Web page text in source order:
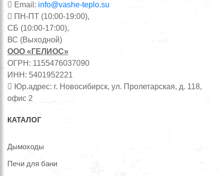
Email: info@vashe-teplo.su
ПН-ПТ (10:00-19:00),
СБ (10:00-17:00),
ВС (Выходной)
ООО «ГЕЛИОС»
ОГРН: 1155476037090
ИНН: 5401952221
Юр.адрес: г. Новосибирск, ул. Пролетарская, д. 118,
офис 2
КАТАЛОГ
Дымоходы
Печи для бани